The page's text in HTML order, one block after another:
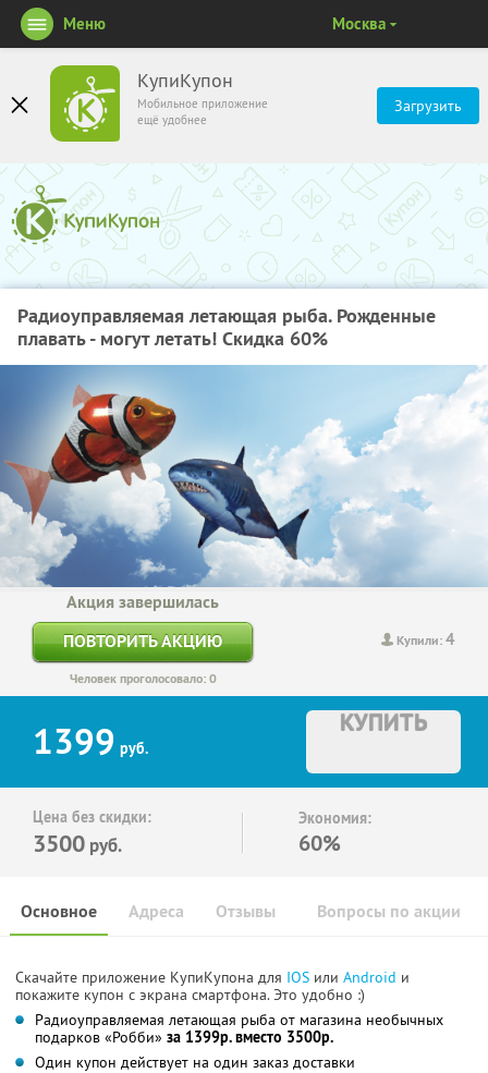
КупиКупон
Мобильное приложение
ещё удобнее
Загрузить
Меню Москва
Радиоуправляемая летающая рыба. Рожденные
плавать - могут летать! Скидка 60%
Купили:4
Акция завершилась
ПОВТОРИТЬ АКЦИЮ
Человек проголосовало: 0
1399 руб.
КУПИТЬ
Цена без скидки:
3500 руб.
Экономия:
60%
Основное Отзывы Вопросы по акции
Адреса
Скачайте приложение КупиКупона для IOS или Android и
покажите купон с экрана смартфона. Это удобно :)
Радиоуправляемая летающая рыба от магазина необычных
подарков «Робби» за 1399р. вместо 3500р.
Один купон действует на один заказ доставки